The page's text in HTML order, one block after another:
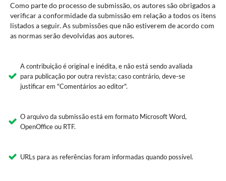
Como parte do processo de submissão, os autores são obrigados a
verificar a conformidade da submissão em relação a todos os itens
listados a seguir. As submissões que não estiverem de acordo com
as normas serão devolvidas aos autores.
A contribuição é original e inédita, e não está sendo avaliada
para publicação por outra revista; caso contrário, deve-se
justificar em "Comentários ao editor".
O arquivo da submissão está em formato Microsoft Word,
OpenOffice ou RTF.
URLs para as referências foram informadas quando possível.